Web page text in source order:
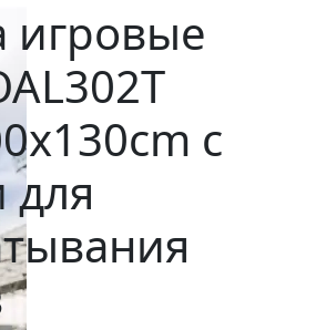
игровые
с
для